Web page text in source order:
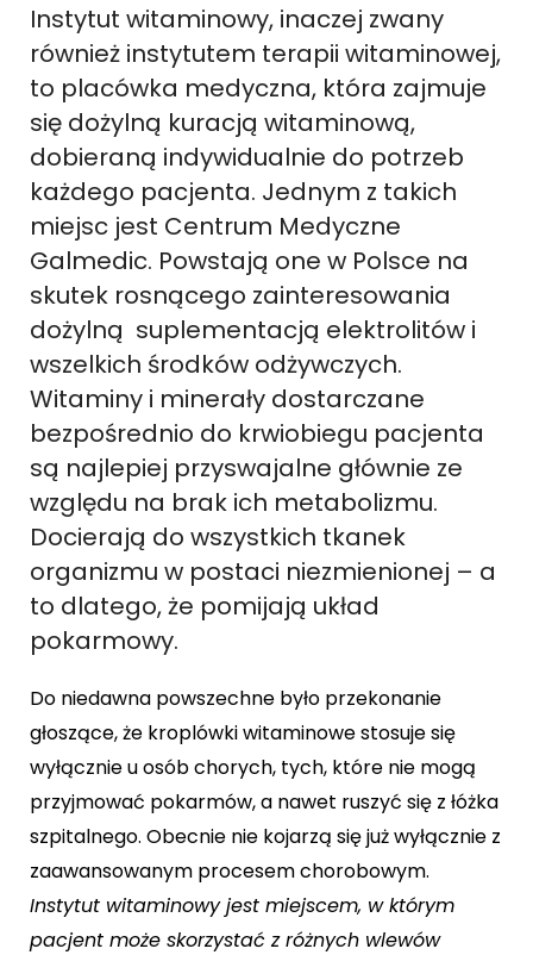
Instytut witaminowy, inaczej zwany
również instytutem terapii witaminowej,
to placówka medyczna, która zajmuje
się dożylną kuracją witaminową,
dobieraną indywidualnie do potrzeb
każdego pacjenta. Jednym z takich
miejsc jest Centrum Medyczne
Galmedic. Powstają one w Polsce na
skutek rosnącego zainteresowania
dożylną suplementacją elektrolitów i
wszelkich środków odżywczych.
Witaminy i minerały dostarczane
bezpośrednio do krwiobiegu pacjenta
są najlepiej przyswajalne głównie ze
względu na brak ich metabolizmu.
Docierają do wszystkich tkanek
organizmu w postaci niezmienionej – a
to dlatego, że pomijają układ
pokarmowy.
Do niedawna powszechne było przekonanie
głoszące, że kroplówki witaminowe stosuje się
wyłącznie u osób chorych, tych, które nie mogą
przyjmować pokarmów, a nawet ruszyć się z łóżka
szpitalnego. Obecnie nie kojarzą się już wyłącznie z
zaawansowanym procesem chorobowym.
Instytut witaminowy jest miejscem, w którym
pacjent może skorzystać z różnych wlewów